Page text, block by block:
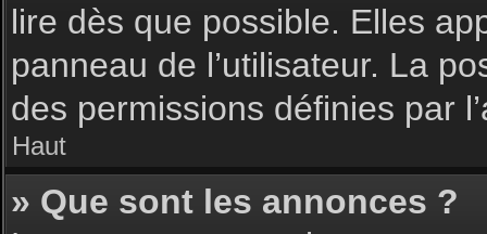
lire dès que possible. Elles
panneau de l’utilisateur. La
des permissions définies par
Haut
» Que sont les annonces ?